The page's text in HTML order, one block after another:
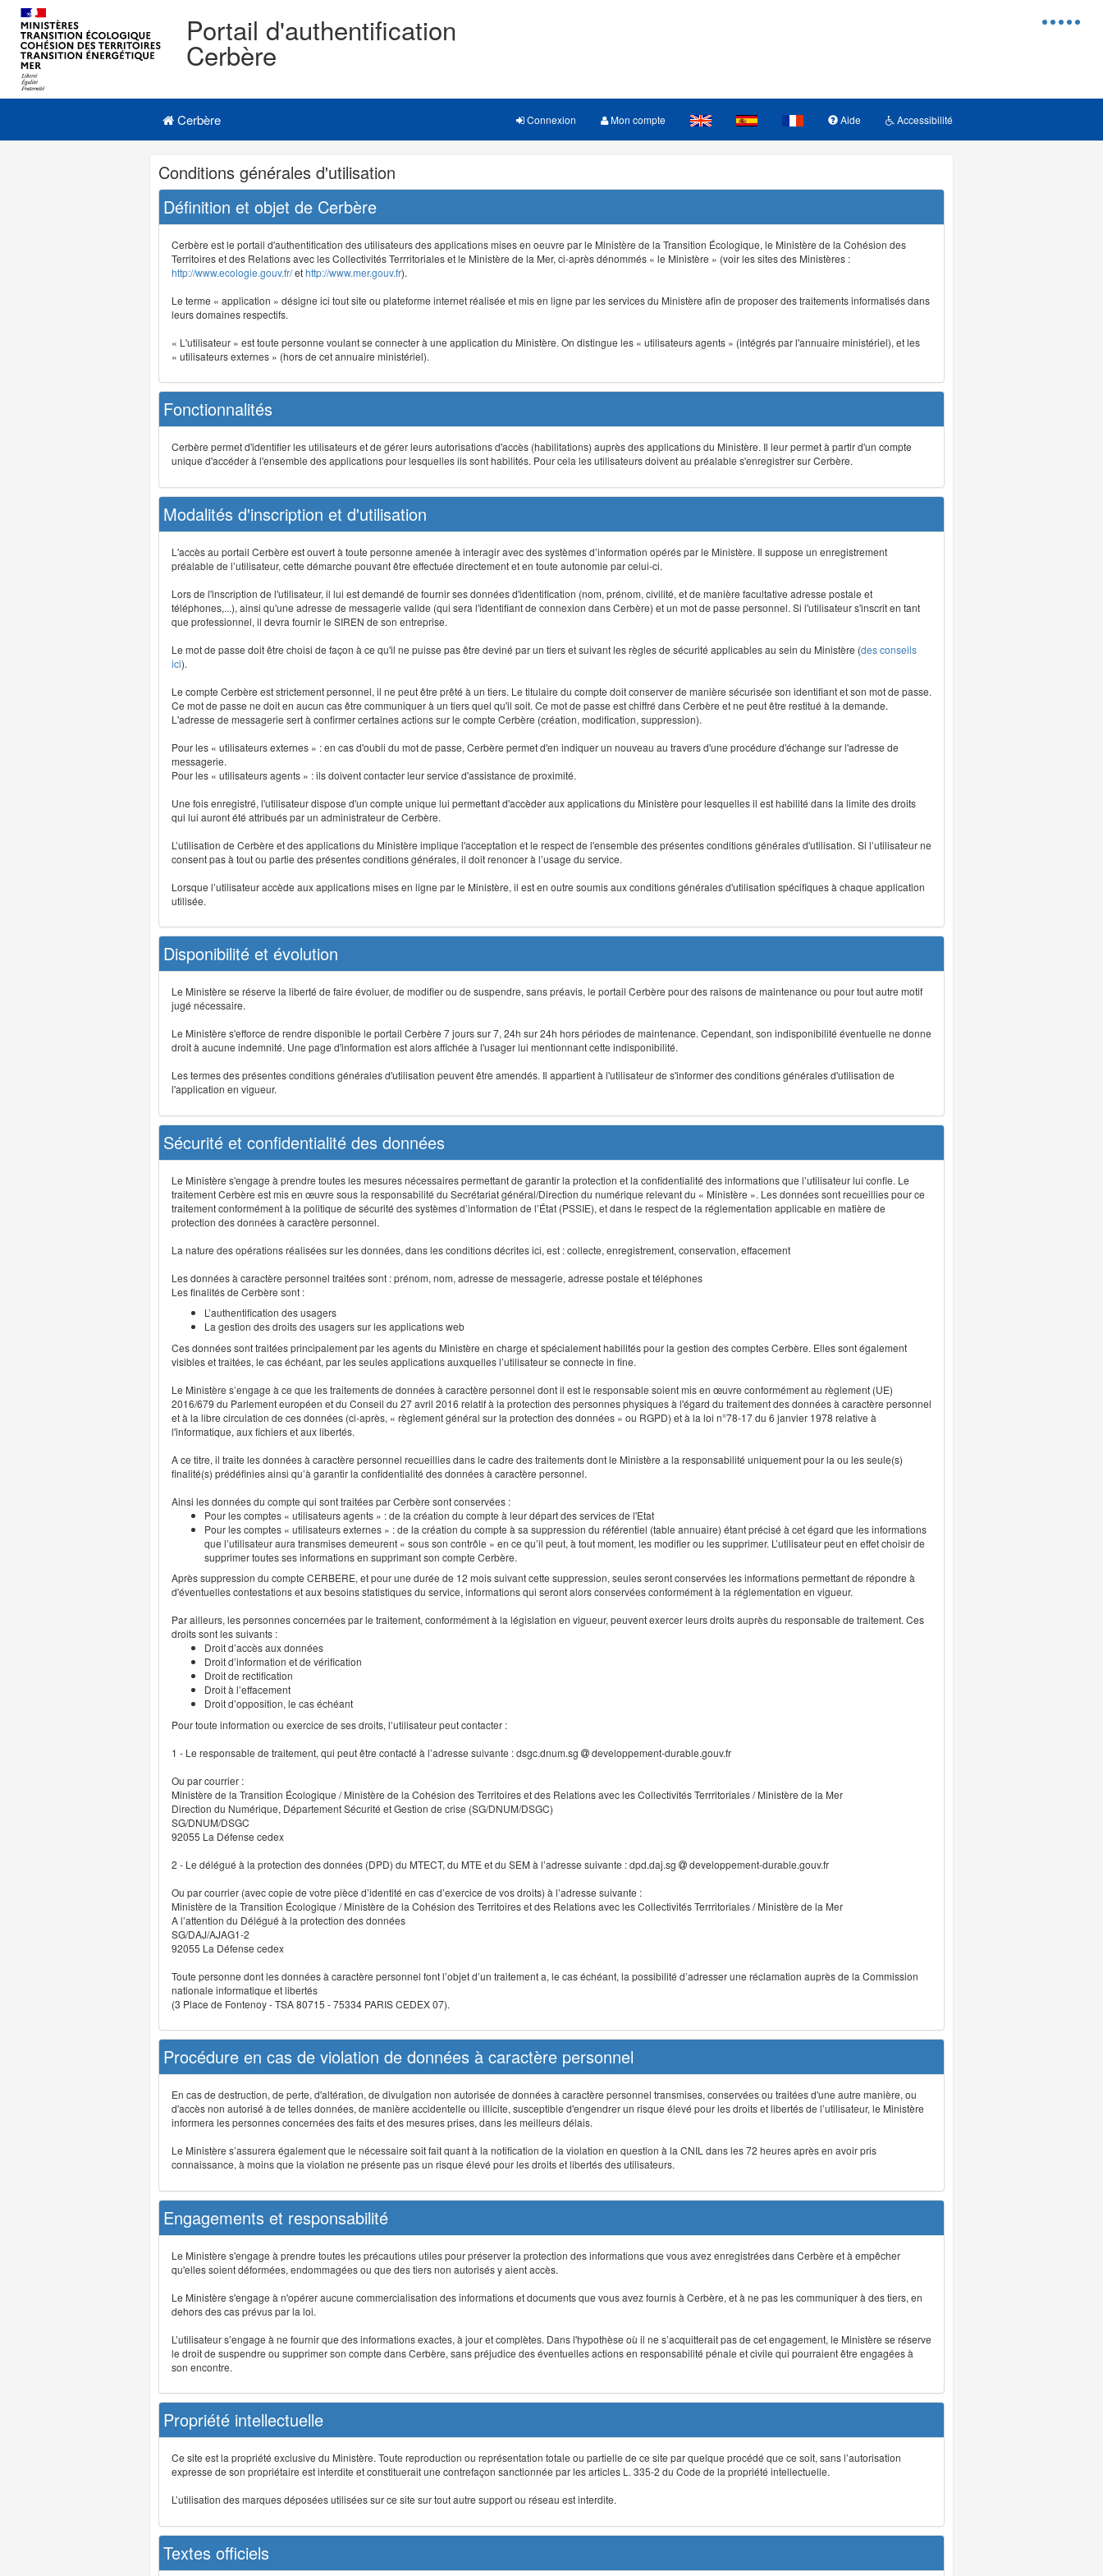
Menu
Portail d'authentification
Cerbère
Navigation
Menu principal
Cerbère Connexion Mon compte Aide Accessibilité
Navigation
et
outils
annexes
Conditions générales d'utilisation
Définition et objet de Cerbère
Cerbère est le portail d'authentification des utilisateurs des applications mises en oeuvre par le Ministère de la Transition Écologique, le Ministère de la Cohésion des
Territoires et des Relations avec les Collectivités Terrritoriales et le Ministère de la Mer, ci-après dénommés « le Ministère » (voir les sites des Ministères :
http://www.ecologie.gouv.fr/ethttp://www.mer.gouv.fr).
Le terme « application » désigne ici tout site ou plateforme internet réalisée et mis en ligne par les services du Ministère afin de proposer des traitements informatisés dans
leurs domaines respectifs.
« L'utilisateur » est toute personne voulant se connecter à une application du Ministère. On distingue les « utilisateurs agents » (intégrés par l'annuaire ministériel), et les
« utilisateurs externes » (hors de cet annuaire ministériel).
Fonctionnalités
Cerbère permet d'identifier les utilisateurs et de gérer leurs autorisations d'accès (habilitations) auprès des applications du Ministère. Il leur permet à partir d'un compte
unique d'accéder à l'ensemble des applications pour lesquelles ils sont habilités. Pour cela les utilisateurs doivent au préalable s'enregistrer sur Cerbère.
Modalités d'inscription et d'utilisation
L'accès au portail Cerbère est ouvert à toute personne amenée à interagir avec des systèmes d’information opérés par le Ministère. Il suppose un enregistrement
préalable de l’utilisateur, cette démarche pouvant être effectuée directement et en toute autonomie par celui-ci.
Lors de l'inscription de l'utilisateur, il lui est demandé de fournir ses données d'identification (nom, prénom, civilité, et de manière facultative adresse postale et
téléphones,...), ainsi qu'une adresse de messagerie valide (qui sera l'identifiant de connexion dans Cerbère) et un mot de passe personnel. Si l'utilisateur s'inscrit en tant
que professionnel, il devra fournir le SIREN de son entreprise.
Le mot de passe doit être choisi de façon à ce qu'il ne puisse pas être deviné par un tiers et suivant les règles de sécurité applicables au sein du Ministère (des conseils
ici).
Le compte Cerbère est strictement personnel, il ne peut être prêté à un tiers. Le titulaire du compte doit conserver de manière sécurisée son identifiant et son mot de passe.
Ce mot de passe ne doit en aucun cas être communiquer à un tiers quel qu'il soit. Ce mot de passe est chiffré dans Cerbère et ne peut être restitué à la demande.
L'adresse de messagerie sert à confirmer certaines actions sur le compte Cerbère (création, modification, suppression).
Pour les « utilisateurs externes » : en cas d'oubli du mot de passe, Cerbère permet d'en indiquer un nouveau au travers d'une procédure d'échange sur l'adresse de
messagerie.
Pour les « utilisateurs agents » : ils doivent contacter leur service d'assistance de proximité.
Une fois enregistré, l'utilisateur dispose d'un compte unique lui permettant d'accèder aux applications du Ministère pour lesquelles il est habilité dans la limite des droits
qui lui auront été attribués par un administrateur de Cerbère.
L’utilisation de Cerbère et des applications du Ministère implique l'acceptation et le respect de l'ensemble des présentes conditions générales d'utilisation. Si l’utilisateur ne
consent pas à tout ou partie des présentes conditions générales, il doit renoncer à l’usage du service.
Lorsque l’utilisateur accède aux applications mises en ligne par le Ministère, il est en outre soumis aux conditions générales d'utilisation spécifiques à chaque application
utilisée.
Disponibilité et évolution
Le Ministère se réserve la liberté de faire évoluer, de modifier ou de suspendre, sans préavis, le portail Cerbère pour des raisons de maintenance ou pour tout autre motif
jugé nécessaire.
Le Ministère s'efforce de rendre disponible le portail Cerbère 7 jours sur 7, 24h sur 24h hors périodes de maintenance. Cependant, son indisponibilité éventuelle ne donne
droit à aucune indemnité. Une page d'information est alors affichée à l'usager lui mentionnant cette indisponibilité.
Les termes des présentes conditions générales d'utilisation peuvent être amendés. Il appartient à l'utilisateur de s'informer des conditions générales d'utilisation de
l'application en vigueur.
Sécurité et confidentialité des données
Le Ministère s'engage à prendre toutes les mesures nécessaires permettant de garantir la protection et la confidentialité des informations que l’utilisateur lui confie. Le
traitement Cerbère est mis en œuvre sous la responsabilité du Secrétariat général/Direction du numérique relevant du « Ministère ». Les données sont recueillies pour ce
traitement conformément à la politique de sécurité des systèmes d’information de l’État (PSSIE), et dans le respect de la réglementation applicable en matière de
protection des données à caractère personnel.
La nature des opérations réalisées sur les données, dans les conditions décrites ici, est : collecte, enregistrement, conservation, effacement
Les données à caractère personnel traitées sont : prénom, nom, adresse de messagerie, adresse postale et téléphones
Les finalités de Cerbère sont :
L’authentification des usagers
La gestion des droits des usagers sur les applications web
Ces données sont traitées principalement par les agents du Ministère en charge et spécialement habilités pour la gestion des comptes Cerbère. Elles sont également
visibles et traitées, le cas échéant, par les seules applications auxquelles l’utilisateur se connecte in fine.
Le Ministère s’engage à ce que les traitements de données à caractère personnel dont il est le responsable soient mis en œuvre conformément au règlement (UE)
2016/679 du Parlement européen et du Conseil du 27 avril 2016 relatif à la protection des personnes physiques à l'égard du traitement des données à caractère personnel
et à la libre circulation de ces données (ci-après, « règlement général sur la protection des données » ou RGPD) et à la loi n°78-17 du 6 janvier 1978 relative à
l'informatique, aux fichiers et aux libertés.
A ce titre, il traite les données à caractère personnel recueillies dans le cadre des traitements dont le Ministère a la responsabilité uniquement pour la ou les seule(s)
finalité(s) prédéfinies ainsi qu’à garantir la confidentialité des données à caractère personnel.
Ainsi les données du compte qui sont traitées par Cerbère sont conservées :
Pour les comptes « utilisateurs agents » : de la création du compte à leur départ des services de l'Etat
Pour les comptes « utilisateurs externes » : de la création du compte à sa suppression du référentiel (table annuaire) étant précisé à cet égard que les informations
que l’utilisateur aura transmises demeurent « sous son contrôle » en ce qu’il peut, à tout moment, les modifier ou les supprimer. L’utilisateur peut en effet choisir de
supprimer toutes ses informations en supprimant son compte Cerbère.
Après suppression du compte CERBERE, et pour une durée de 12 mois suivant cette suppression, seules seront conservées les informations permettant de répondre à
d'éventuelles contestations et aux besoins statistiques du service, informations qui seront alors conservées conformément à la réglementation en vigueur.
Par ailleurs, les personnes concernées par le traitement, conformément à la législation en vigueur, peuvent exercer leurs droits auprès du responsable de traitement. Ces
droits sont les suivants :
Droit d’accès aux données
Droit d’information et de vérification
Droit de rectification
Droit à l’effacement
Droit d’opposition, le cas échéant
Pour toute information ou exercice de ses droits, l’utilisateur peut contacter :
1 - Le responsable de traitement, qui peut être contacté à l’adresse suivante : dsgc.dnum.sg
developpement-durable.gouv.fr
Ou par courrier :
Ministère de la Transition Écologique / Ministère de la Cohésion des Territoires et des Relations avec les Collectivités Terrritoriales / Ministère de la Mer
Direction du Numérique, Département Sécurité et Gestion de crise (SG/DNUM/DSGC)
SG/DNUM/DSGC
92055 La Défense cedex
2 - Le délégué à la protection des données (DPD) du MTECT, du MTE et du SEM à l’adresse suivante : dpd.daj.sg
developpement-durable.gouv.fr
Ou par courrier (avec copie de votre pièce d’identité en cas d’exercice de vos droits) à l’adresse suivante :
Ministère de la Transition Écologique / Ministère de la Cohésion des Territoires et des Relations avec les Collectivités Terrritoriales / Ministère de la Mer
A l’attention du Délégué à la protection des données
SG/DAJ/AJAG1-2
92055 La Défense cedex
Toute personne dont les données à caractère personnel font l’objet d’un traitement a, le cas échéant, la possibilité d’adresser une réclamation auprès de la Commission
nationale informatique et libertés
(3 Place de Fontenoy - TSA 80715 - 75334 PARIS CEDEX 07).
Procédure en cas de violation de données à caractère personnel
En cas de destruction, de perte, d'altération, de divulgation non autorisée de données à caractère personnel transmises, conservées ou traitées d'une autre manière, ou
d'accès non autorisé à de telles données, de manière accidentelle ou illicite, susceptible d'engendrer un risque élevé pour les droits et libertés de l’utilisateur, le Ministère
informera les personnes concernées des faits et des mesures prises, dans les meilleurs délais.
Le Ministère s’assurera également que le nécessaire soit fait quant à la notification de la violation en question à la CNIL dans les 72 heures après en avoir pris
connaissance, à moins que la violation ne présente pas un risque élevé pour les droits et libertés des utilisateurs.
Engagements et responsabilité
Le Ministère s'engage à prendre toutes les précautions utiles pour préserver la protection des informations que vous avez enregistrées dans Cerbère et à empêcher
qu'elles soient déformées, endommagées ou que des tiers non autorisés y aient accès.
Le Ministère s'engage à n'opérer aucune commercialisation des informations et documents que vous avez fournis à Cerbère, et à ne pas les communiquer à des tiers, en
dehors des cas prévus par la loi.
L’utilisateur s’engage à ne fournir que des informations exactes, à jour et complètes. Dans l'hypothèse où il ne s’acquitterait pas de cet engagement, le Ministère se réserve
le droit de suspendre ou supprimer son compte dans Cerbère, sans préjudice des éventuelles actions en responsabilité pénale et civile qui pourraient être engagées à
son encontre.
Propriété intellectuelle
Ce site est la propriété exclusive du Ministère. Toute reproduction ou représentation totale ou partielle de ce site par quelque procédé que ce soit, sans l’autorisation
expresse de son propriétaire est interdite et constituerait une contrefaçon sanctionnée par les articles L. 335-2 du Code de la propriété intellectuelle.
L’utilisation des marques déposées utilisées sur ce site sur tout autre support ou réseau est interdite.
Textes officiels